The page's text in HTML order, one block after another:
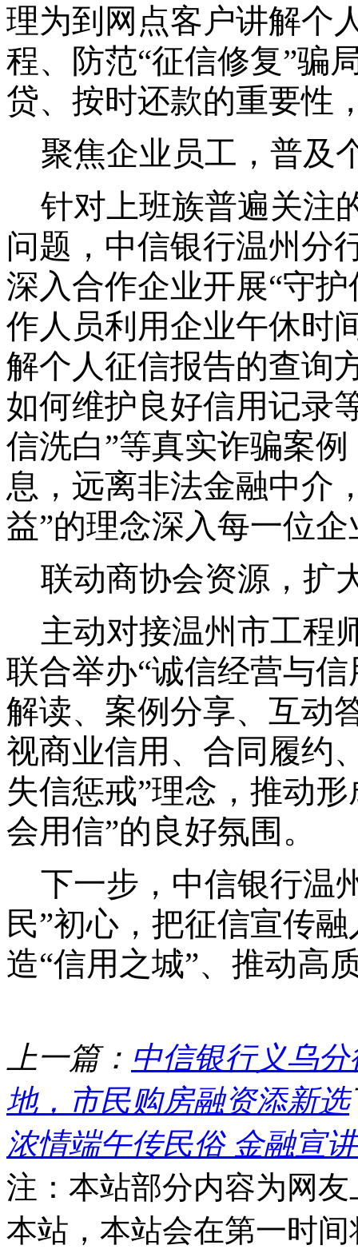
理为到网点客户讲解个
程、防范“征信修复”骗
贷、按时还款的重要性
聚焦企业员工，普及
针对上班族普遍关注
问题， 中信银行温州分
深入合作企业开展“守
作人员利用企业午休时
解个人征信报告的查询
如何维护良好信用记录
信洗白”等真实诈骗案
息，远离非法金融中介
益”的理念深入每一位
联动商协会资源，扩
主动对接温州市工程
联合举办“诚信经营与
解读、案例分享、互动
视商业信用、合同履约
失信惩戒”理念，推动
会用信”的良好氛围。
下一步，中信银行温
民”初心，把征信宣传
造“信用之城”、推动高
上一篇： 中信银行义乌
地，市民购房融资添新选
浓情端午传民俗 金融宣
注：本站部分内容为网
本站，本站会在第一时